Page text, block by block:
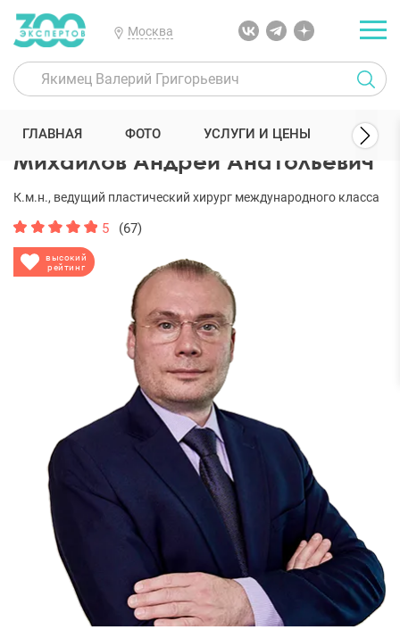
Москва
300 Экспертов Пластические хирурги Михайлов Андрей
Михайлов Андрей Анатольевич
высокий
рейтинг
К.м.н., ведущий пластический хирург международного класса
5 (67)
ГЛАВНАЯ ФОТО УСЛУГИ И ЦЕНЫ